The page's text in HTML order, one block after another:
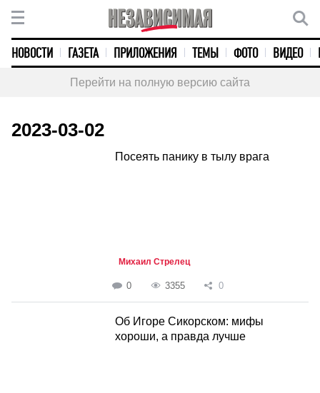
НОВОСТИ ГАЗЕТА ПРИЛОЖЕНИЯ ТЕМЫ ФОТО ВИДЕО
Перейти на полную версию сайта
2023-03-02
Посеять панику в тылу врага
Михаил Стрелец
0 3355 0
Об Игоре Сикорском: мифы
хороши, а правда лучше